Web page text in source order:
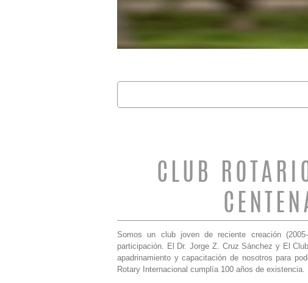
Buscar
CLUB
Somos un club joven de reciente creación
participación. El Dr. Jorge Z. Cruz Sánchez y El
apadrinamiento y capacitación de nosotros para
Rotary Internacional cumplía 100 años de existencia.